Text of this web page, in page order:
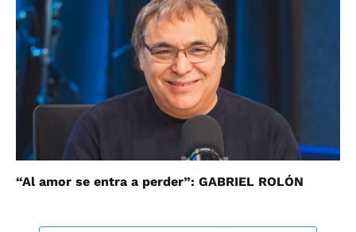
“Al amor se entra a perder”: GABRIEL ROLÓN